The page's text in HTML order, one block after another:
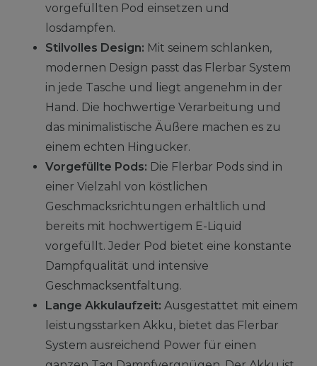
vorgefüllten Pod einsetzen und
losdampfen.
Stilvolles Design: Mit seinem schlanken,
modernen Design passt das Flerbar System
in jede Tasche und liegt angenehm in der
Hand. Die hochwertige Verarbeitung und
das minimalistische Äußere machen es zu
einem echten Hingucker.
Vorgefüllte Pods: Die Flerbar Pods sind in
einer Vielzahl von köstlichen
Geschmacksrichtungen erhältlich und
bereits mit hochwertigem E-Liquid
vorgefüllt. Jeder Pod bietet eine konstante
Dampfqualität und intensive
Geschmacksentfaltung.
Lange Akkulaufzeit: Ausgestattet mit einem
leistungsstarken Akku, bietet das Flerbar
System ausreichend Power für einen